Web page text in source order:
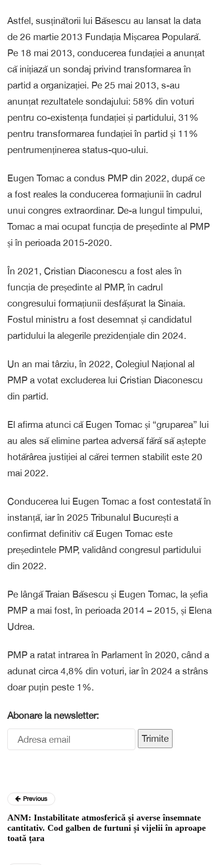
Astfel, susținătorii lui Băsescu au lansat la data
de 26 martie 2013 Fundația Mișcarea Populară.
Pe 18 mai 2013, conducerea fundației a anunțat
că inițiază un sondaj privind transformarea în
partid a organizației. Pe 25 mai 2013, s-au
anunțat rezultatele sondajului: 58% din voturi
pentru co-existența fundației și partidului, 31%
pentru transformarea fundației în partid și 11%
pentrumenținerea status-quo-ului.
Eugen Tomac a condus PMP din 2022, după ce
a fost reales la conducerea formațiunii în cadrul
unui congres extraordinar. De-a lungul timpului,
Tomac a mai ocupat funcția de președinte al PMP
și în perioada 2015-2020.
În 2021, Cristian Diaconescu a fost ales în
funcția de președinte al PMP, în cadrul
congresului formațiunii desfășurat la Sinaia.
Fostul ministru a fost desemnat și candidatul
partidului la alegerile prezidențiale din 2024.
Un an mai târziu, în 2022, Colegiul Național al
PMP a votat excluderea lui Cristian Diaconescu
din partid.
El afirma atunci că Eugen Tomac și “gruparea” lui
au ales să elimine partea adversă fără să aștepte
hotărârea justiției al cărei termen stabilit este 20
mai 2022.
Conducerea lui Eugen Tomac a fost contestată în
instanță, iar în 2025 Tribunalul București a
confirmat definitiv că Eugen Tomac este
președintele PMP, validând congresul partidului
din 2022.
Pe lângă Traian Băsescu și Eugen Tomac, la șefia
PMP a mai fost, în perioada 2014 – 2015, și Elena
Udrea.
PMP a ratat intrarea în Parlament în 2020, când a
adunat circa 4,8% din voturi, iar în 2024 a strâns
doar puțin peste 1%.
Abonare la newsletter:
Trimite
Previous
ANM: Instabilitate atmosferică şi averse însemnate
cantitativ. Cod galben de furtuni și vijelii în aproape
toată țara